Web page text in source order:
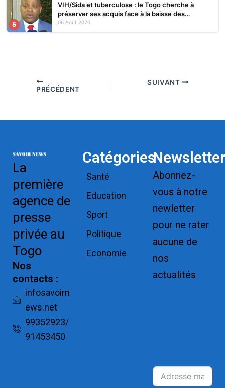
5
VIH/Sida et tuberculose : le Togo cherche à
préserver ses acquis face à la baisse des
financements
06 Août 2026
PRÉCÉDENT
SUIVANT
La
première
agence de
presse
privée au
Togo
Nos
contacts :
infosavoirn
ews.net
99352923/
91453450
Catégories
Santé
Education
Sport
Politique
Economie
Newsletter
Abonnez-
vous à notre
newletter
pour ne rater
aucune de
nos
actualités